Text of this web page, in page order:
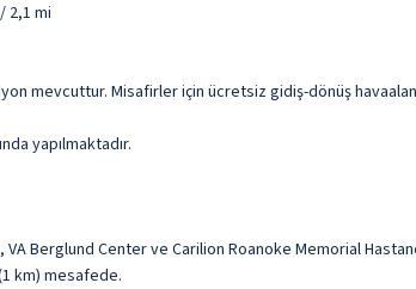
2,1 mi
mevcuttur. Misafirler için ücretsiz gidiş-dönüş
yapılmaktadır.
Berglund Center ve Carilion Roanoke Memorial
km) mesafede.